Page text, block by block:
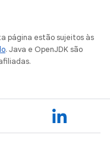
página estão sujeitos às
. Java e OpenJDK são